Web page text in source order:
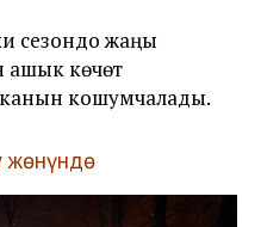
сезондо жаңы
ашык көчөт
кошумчалады.